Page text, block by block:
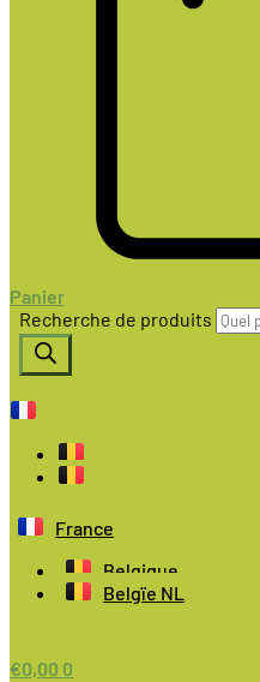
Panier
Recherche de produits
France
Belgique
Belgïe NL
€0,00 0